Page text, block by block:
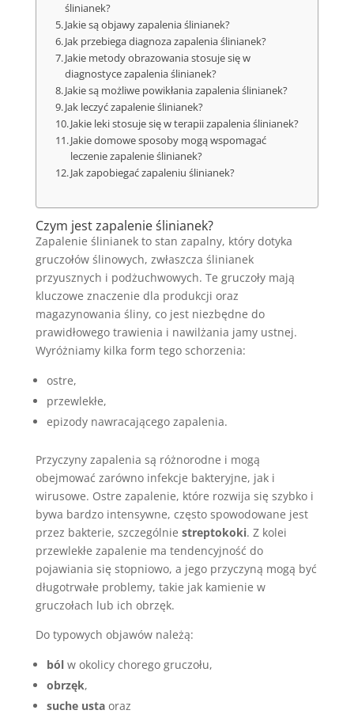
ślinianek?
Jakie są objawy zapalenia ślinianek?
Jak przebiega diagnoza zapalenia ślinianek?
Jakie metody obrazowania stosuje się w
diagnostyce zapalenia ślinianek?
Jakie są możliwe powikłania zapalenia ślinianek?
Jak leczyć zapalenie ślinianek?
Jakie leki stosuje się w terapii zapalenia ślinianek?
Jakie domowe sposoby mogą wspomagać
leczenie zapalenie ślinianek?
Jak zapobiegać zapaleniu ślinianek?
Czym jest zapalenie ślinianek?
Zapalenie ślinianek to stan zapalny, który dotyka
gruczołów ślinowych, zwłaszcza ślinianek
przyusznych i podżuchwowych. Te gruczoły mają
kluczowe znaczenie dla produkcji oraz
magazynowania śliny, co jest niezbędne do
prawidłowego trawienia i nawilżania jamy ustnej.
Wyróżniamy kilka form tego schorzenia:
ostre,
przewlekłe,
epizody nawracającego zapalenia.
Przyczyny zapalenia są różnorodne i mogą
obejmować zarówno infekcje bakteryjne, jak i
wirusowe. Ostre zapalenie, które rozwija się szybko i
bywa bardzo intensywne, często spowodowane jest
przez bakterie, szczególnie streptokoki. Z kolei
przewlekłe zapalenie ma tendencyjność do
pojawiania się stopniowo, a jego przyczyną mogą być
długotrwałe problemy, takie jak kamienie w
gruczołach lub ich obrzęk.
Do typowych objawów należą:
bólw okolicy chorego gruczołu,
obrzęk,
suche ustaoraz